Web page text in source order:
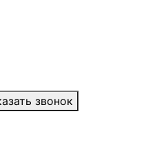
звонок